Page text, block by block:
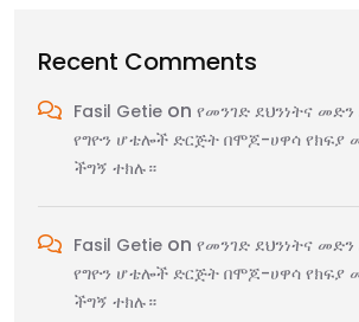
Recent Comments
Fasil Getie on የመንገድ ደህንነትና
የግዮን ሆቴሎች ድርጅት በሞጆ-ሀዋሳ የክፍያ
ችግኝ ተክሉ።
Fasil Getie on የመንገድ ደህንነትና
የግዮን ሆቴሎች ድርጅት በሞጆ-ሀዋሳ የክፍያ
ችግኝ ተክሉ።